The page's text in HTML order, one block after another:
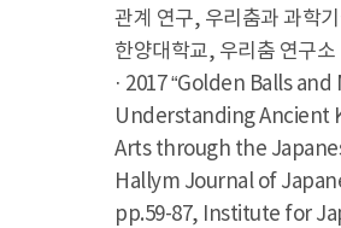
관계 연구, 우리춤과 과학
한양대학교, 우리춤 연구소
· 2017 “Golden Balls
Understanding Ancient
Arts through the
Hallym Journal of
pp.59-87, Institute for